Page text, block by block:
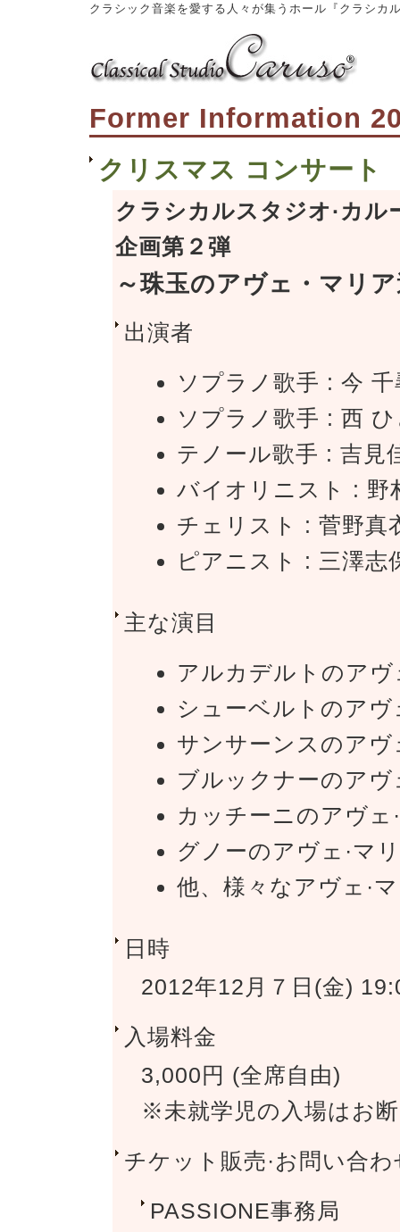
クラシック音楽を愛する人々が集うホール『クラシカ
Former Information
クリスマス コンサート
クラシカルスタジオ·カ
企画第２弾
～珠玉のアヴェ・マリ
出演者
ソプラノ歌手 : 今 千
ソプラノ歌手 : 西
テノール歌手 : 吉見
バイオリニスト : 野
チェリスト : 菅野真
ピアニスト : 三澤志
主な演目
アルカデルトのアヴ
シューベルトのアヴ
サンサーンスのアヴ
ブルックナーのアヴ
カッチーニのアヴェ
グノーのアヴェ·マ
他、様々なアヴェ·
日時
2012年12月７日(金)
入場料金
3,000円 (全席自由)
※未就学児の入場はお
チケット販売·お問い合わ
PASSIONE事務局